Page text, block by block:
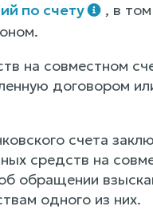
по счету
, в
на совместном
договором
счета
средств на
обращении
одного из них.